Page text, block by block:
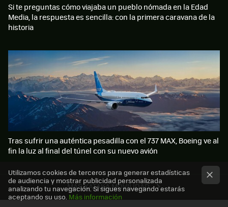
MÁS XATAKA MOVILIDAD
Si te preguntas cómo viajaba un pueblo nómada en la Edad
Media, la respuesta es sencilla: con la primera caravana de la
historia
Tras sufrir una auténtica pesadilla con el 737 MAX, Boeing ve al
fin la luz al final del túnel con su nuevo avión
Utilizamos cookies de terceros para generar estadísticas
de audiencia y mostrar publicidad personalizada
analizando tu navegación. Si sigues navegando estarás
aceptando su uso. Más información